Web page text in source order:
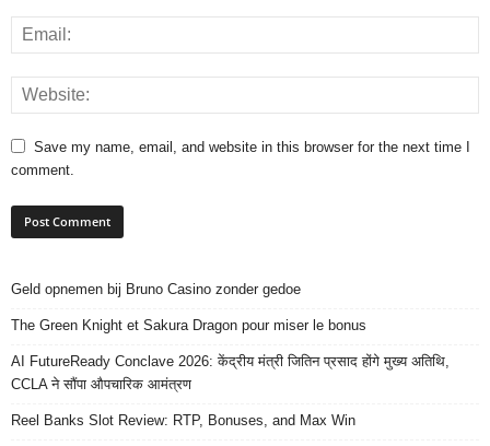
Save my name, email, and website in this browser for the next time I
comment.
Geld opnemen bij Bruno Casino zonder gedoe
The Green Knight et Sakura Dragon pour miser le bonus
AI FutureReady Conclave 2026: केंद्रीय मंत्री जितिन प्रसाद होंगे मुख्य अतिथि,
CCLA ने सौंपा औपचारिक आमंत्रण
Reel Banks Slot Review: RTP, Bonuses, and Max Win